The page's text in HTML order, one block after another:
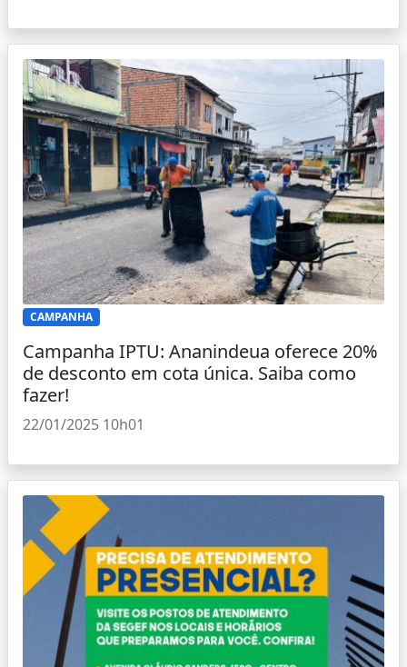
CAMPANHA
Campanha IPTU: Ananindeua oferece 20%
de desconto em cota única. Saiba como
fazer!
22/01/2025 10h01